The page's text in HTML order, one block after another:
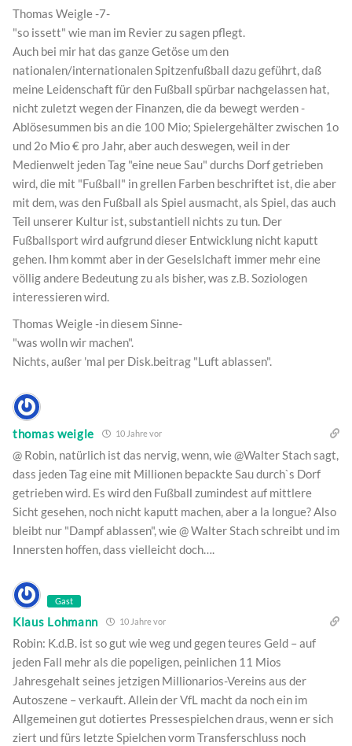
Thomas Weigle -7-
"so issett" wie man im Revier zu sagen pflegt.
Auch bei mir hat das ganze Getöse um den
nationalen/internationalen Spitzenfußball dazu geführt, daß
meine Leidenschaft für den Fußball spürbar nachgelassen hat,
nicht zuletzt wegen der Finanzen, die da bewegt werden -
Ablösesummen bis an die 100 Mio; Spielergehälter zwischen 1o
und 2o Mio € pro Jahr, aber auch deswegen, weil in der
Medienwelt jeden Tag "eine neue Sau" durchs Dorf getrieben
wird, die mit "Fußball" in grellen Farben beschriftet ist, die aber
mit dem, was den Fußball als Spiel ausmacht, als Spiel, das auch
Teil unserer Kultur ist, substantiell nichts zu tun. Der
Fußballsport wird aufgrund dieser Entwicklung nicht kaputt
gehen. Ihm kommt aber in der Geselslchaft immer mehr eine
völlig andere Bedeutung zu als bisher, was z.B. Soziologen
interessieren wird.
Thomas Weigle -in diesem Sinne-
"was wolln wir machen".
Nichts, außer 'mal per Disk.beitrag "Luft ablassen".
thomas weigle 10 Jahre vor
@ Robin, natürlich ist das nervig, wenn, wie @Walter Stach sagt,
dass jeden Tag eine mit Millionen bepackte Sau durch`s Dorf
getrieben wird. Es wird den Fußball zumindest auf mittlere
Sicht gesehen, noch nicht kaputt machen, aber a la longue? Also
bleibt nur "Dampf ablassen", wie @ Walter Stach schreibt und im
Innersten hoffen, dass vielleicht doch….
Gast
Klaus Lohmann 10 Jahre vor
Robin: K.d.B. ist so gut wie weg und gegen teures Geld – auf
jeden Fall mehr als die popeligen, peinlichen 11 Mios
Jahresgehalt seines jetzigen Millionarios-Vereins aus der
Autoszene – verkauft. Allein der VfL macht da noch ein im
Allgemeinen gut dotiertes Pressespielchen draus, wenn er sich
ziert und fürs letzte Spielchen vorm Transferschluss noch